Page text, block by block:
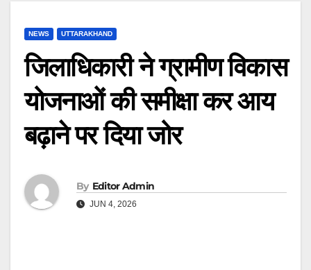
NEWS UTTARAKHAND
जिलाधिकारी ने ग्रामीण विकास
योजनाओं की समीक्षा कर आय
बढ़ाने पर दिया जोर
By Editor Admin
JUN 4, 2026